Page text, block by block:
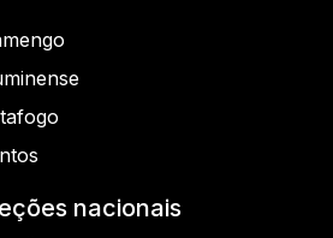
nacionais